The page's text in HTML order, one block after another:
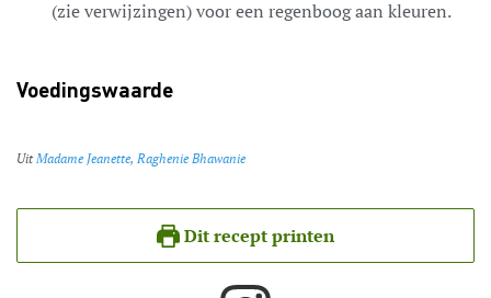
(zie verwijzingen) voor een regenboog aan kleuren.
Voedingswaarde
Uit Madame Jeanette, Raghenie Bhawanie
Dit recept printen